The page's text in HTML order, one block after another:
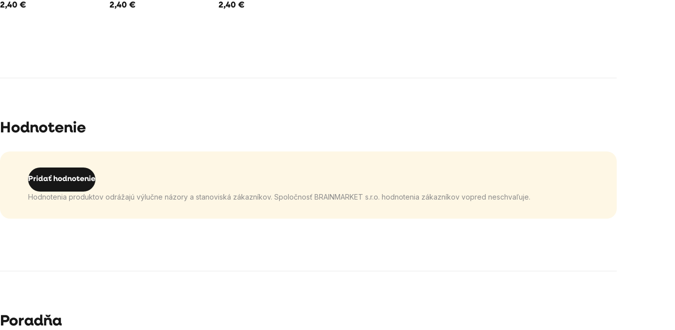
2,40 € 2,40 € 2,40 €
Hodnotenie
Pridať hodnotenie
Hodnotenia produktov odrážajú výlučne názory a stanoviská zákazníkov. Spoločnosť BRAINMARKET s.r.o. hodnotenia zákazníkov vopred neschvaľuje.
Poradňa